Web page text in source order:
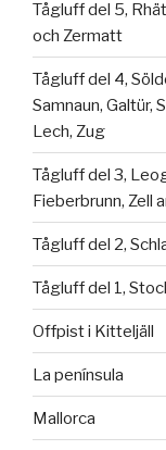
Tågluff del 5,
och Zermatt
Tågluff del 4,
Samnaun, Galtür,
Lech, Zug
Tågluff del 3,
Fieberbrunn, Zell
Tågluff del 2,
Tågluff del 1,
Offpist i Kitteljäll
La península
Mallorca